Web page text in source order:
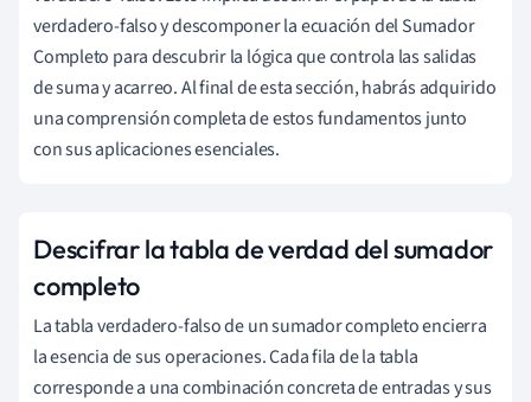
verdadero-falso y descomponer la ecuación del Sumador
Completo para descubrir la lógica que controla las salidas
de suma y acarreo. Al final de esta sección, habrás adquirido
una comprensión completa de estos fundamentos junto
con sus aplicaciones esenciales.
Descifrar la tabla de verdad del sumador
completo
La tabla verdadero-falso de un sumador completo encierra
la esencia de sus operaciones. Cada fila de la tabla
corresponde a una combinación concreta de entradas y sus